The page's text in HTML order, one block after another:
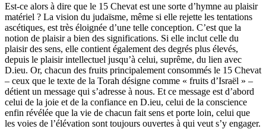
Est-ce alors à dire que le 15 Chevat est une sorte d’hymne au plaisir
matériel ? La vision du judaïsme, même si elle rejette les tentations
ascétiques, est très éloignée d’une telle conception. C’est que la
notion de plaisir a bien des significations. Si elle inclut celle du
plaisir des sens, elle contient également des degrés plus élevés,
depuis le plaisir intellectuel jusqu’à celui, suprême, du lien avec
D.ieu. Or, chacun des fruits principalement consommés le 15 Chevat
– ceux que le texte de la Torah désigne comme « fruits d’Israël » –
détient un message qui s’adresse à nous. Et ce message est d’abord
celui de la joie et de la confiance en D.ieu, celui de la conscience
enfin révélée que la vie de chacun fait sens et porte loin, celui que
les voies de l’élévation sont toujours ouvertes à qui veut s’y engager.